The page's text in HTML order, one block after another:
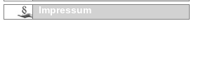
Impressum